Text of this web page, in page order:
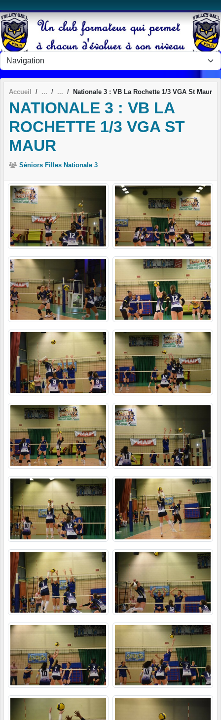
Accueil Nationale 3 : VB La Rochette 1/3 VGA St Maur
NATIONALE 3 : VB LA
ROCHETTE 1/3 VGA ST
MAUR
Séniors Filles Nationale 3